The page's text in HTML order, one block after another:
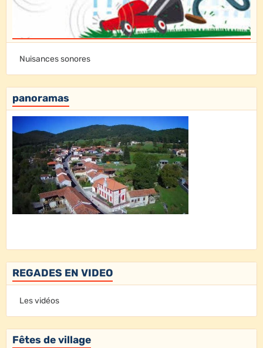
Nuisances sonores
panoramas
REGADES EN VIDEO
Les vidéos
Fêtes de village